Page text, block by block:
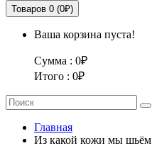
Товаров 0 (0₽)
Ваша корзина пуста!
Сумма : 0₽
Итого : 0₽
Главная
Из какой кожи мы шьём